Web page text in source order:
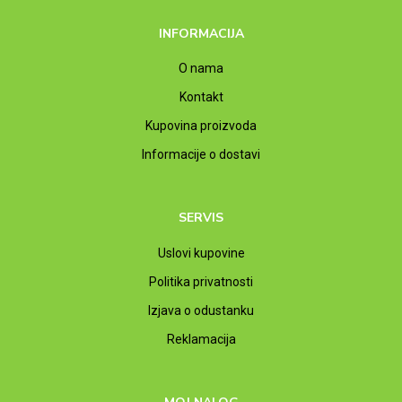
INFORMACIJA
O nama
Kontakt
Kupovina proizvoda
Informacije o dostavi
SERVIS
Uslovi kupovine
Politika privatnosti
Izjava o odustanku
Reklamacija